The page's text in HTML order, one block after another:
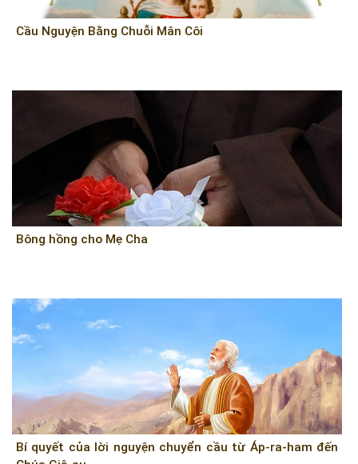
Cầu Nguyện Bằng Chuỗi Mân Côi
Bông hồng cho Mẹ Cha
Bí quyết của lời nguyện chuyển cầu từ Áp-ra-ham đến